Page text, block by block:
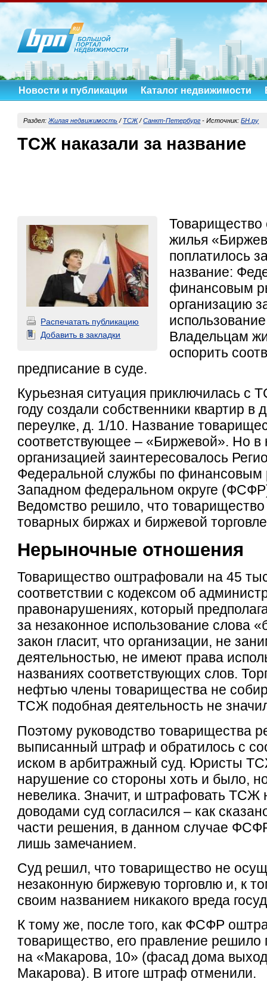
Новости и публикации Каталог недвижимости
Раздел:Жилая недвижимость / ТСЖ/Санкт-Петербург-Источник:БН.ру
ТСЖ наказали за название
Распечатать публикацию
Добавить в закладки
Товарищество
жилья
поплатилось
название:
финансовым
организацию
Владельцам
оспорить
предписание в суде.
Курьезная ситуация приключилась с
году создали собственники квартир
переулке, д. 1/10. Название
соответствующее – «Биржевой». Но в
организацией заинтересовалось
Федеральной службы по
Западном федеральном округе
Ведомство решило, что
товарных биржах и биржевой
Нерыночные отношения
Товарищество оштрафовали на 45
соответствии с кодексом об
правонарушениях, который
за незаконное использование слова
закон гласит, что организации, не
деятельностью, не имеют права
названиях соответствующих слов.
нефтью члены товарищества не
ТСЖ подобная деятельность не
Поэтому руководство товарищества
выписанный штраф и обратилось с
иском в арбитражный суд. Юристы
нарушение со стороны хоть и было,
невелика. Значит, и штрафовать ТСЖ
доводами суд согласился – как
части решения, в данном случае
лишь замечанием.
Суд решил, что товарищество не
незаконную биржевую торговлю и, к
своим названием никакого вреда
К тому же, после того, как ФСФР
товарищество, его правление решило
на «Макарова, 10» (фасад дома
Макарова). В итоге штраф отменили.